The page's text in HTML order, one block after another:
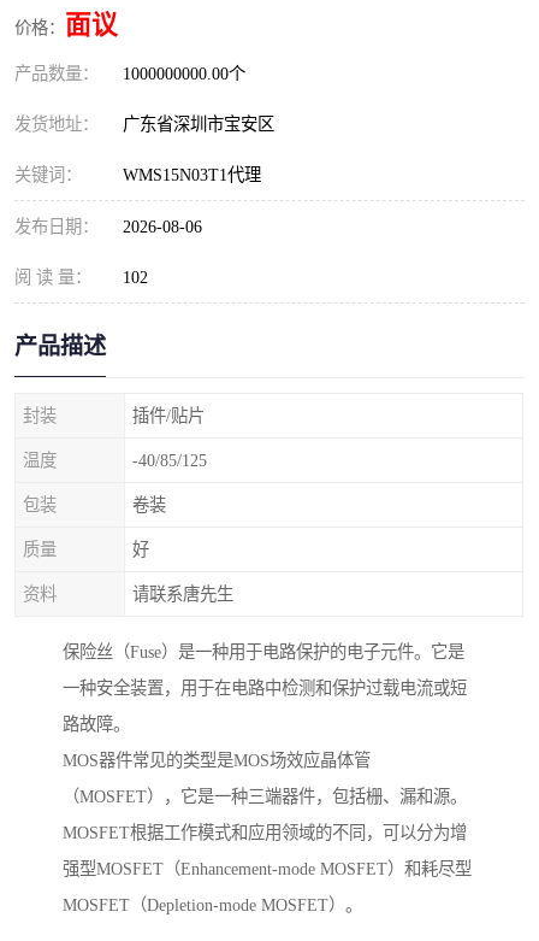
价格： 面议
产品数量： 1000000000.00个
发货地址： 广东省深圳市宝安区
关键词： WMS15N03T1代理
发布日期： 2026-08-06
阅 读 量： 102
产品描述
封装 插件/贴片
温度 -40/85/125
包装 卷装
质量 好
资料 请联系唐先生
保险丝（Fuse）是一种用于电路保护的电子元件。它是
一种安全装置，用于在电路中检测和保护过载电流或短
路故障。
MOS器件常见的类型是MOS场效应晶体管
（MOSFET），它是一种三端器件，包括栅、漏和源。
MOSFET根据工作模式和应用领域的不同，可以分为增
强型MOSFET（Enhancement-mode MOSFET）和耗尽型
MOSFET（Depletion-mode MOSFET）。